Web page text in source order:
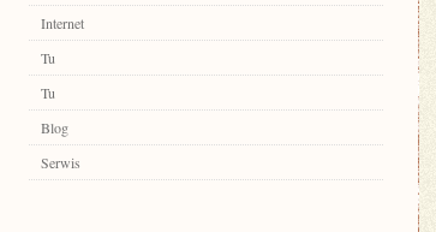
Internet
Tu
Tu
Blog
Serwis